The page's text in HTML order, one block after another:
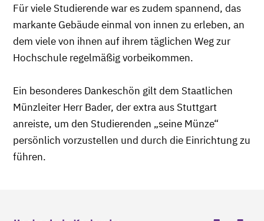
Für viele Studierende war es zudem spannend, das
markante Gebäude einmal von innen zu erleben, an
dem viele von ihnen auf ihrem täglichen Weg zur
Hochschule regelmäßig vorbeikommen.
Ein besonderes Dankeschön gilt dem Staatlichen
Münzleiter Herr Bader, der extra aus Stuttgart
anreiste, um den Studierenden „seine Münze“
persönlich vorzustellen und durch die Einrichtung zu
führen.